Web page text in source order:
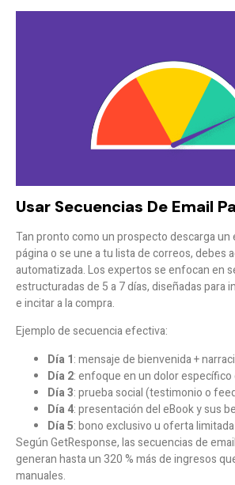
Usar Secuencias De Email
Tan pronto como un prospecto descarga un
página o se une a tu lista de correos, debes
automatizada. Los expertos se enfocan en
estructuradas de 5 a 7 días, diseñadas para
e incitar a la compra.
Ejemplo de secuencia efectiva:
Día 1: mensaje de bienvenida +
Día 2: enfoque en un dolor
Día 3: prueba social (testimonio o
Día 4: presentación del eBook y sus
Día 5: bono exclusivo u oferta limitada
Según GetResponse, las secuencias de
generanhasta un 320 % más de ingresos
manuales.